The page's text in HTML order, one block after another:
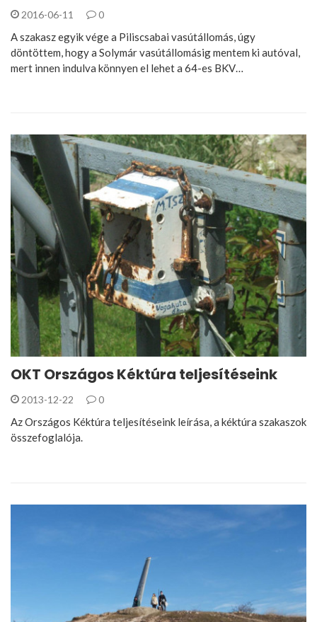
2016-06-11 0
A szakasz egyik vége a Piliscsabai vasútállomás, úgy
döntöttem, hogy a Solymár vasútállomásig mentem ki autóval,
mert innen indulva könnyen el lehet a 64-es BKV…
OKT Országos Kéktúra teljesítéseink
2013-12-22 0
Az Országos Kéktúra teljesítéseink leírása, a kéktúra szakaszok
összefoglalója.